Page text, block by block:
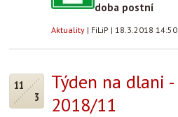
doba postní
Aktuality | FiLiP | 18.3.2018 14:50
11
3
Týden na dlani -
2018/11